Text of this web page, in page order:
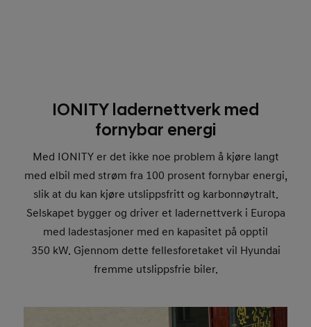
IONITY ladernettverk med
fornybar energi
Med IONITY er det ikke noe problem å kjøre langt
med elbil med strøm fra 100 prosent fornybar energi,
slik at du kan kjøre utslippsfritt og karbonnøytralt.
Selskapet bygger og driver et ladernettverk i Europa
med ladestasjoner med en kapasitet på opptil
350 kW. Gjennom dette fellesforetaket vil Hyundai
fremme utslippsfrie biler.